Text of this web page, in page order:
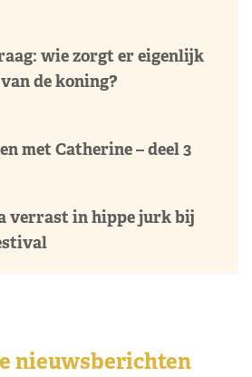
wie zorgt er eigenlijk
de koning?
met Catherine – deel 3
verrast in hippe jurk bij
nieuwsberichten